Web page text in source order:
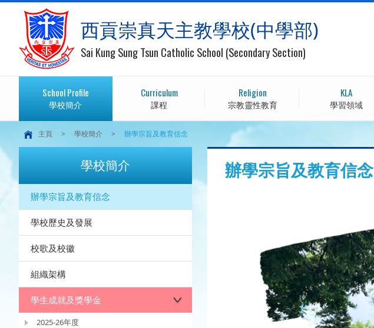
西貢崇真天主教學校(中學部)
Sai Kung Sung Tsun Catholic School (Secondary Section)
School Profile
學校簡介
Curriculum
課程
Religion
宗教靈性教育
KLA
學習領域
主頁 > 學校簡介 > 辦學宗旨及教育信念
辦學宗旨及教育信念
學校簡介
辦學宗旨及教育信念
學校歷史及發展
校歌及校徽
組織架構
學生成就及獎學金
2025-26年度